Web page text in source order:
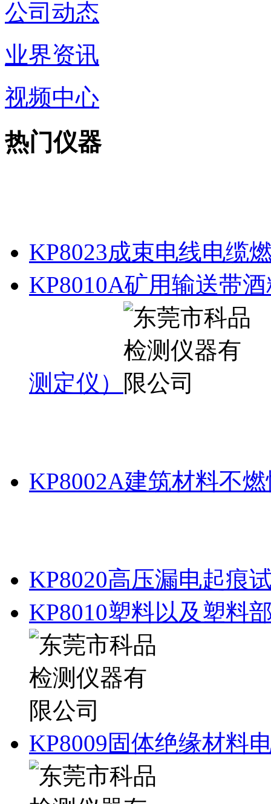
公司动态
业界资讯
视频中心
热门仪器
KP8023成束电线电缆
KP8010A矿用输送带
测定仪）
KP8002A建筑材料不
KP8020高压漏电起痕
KP8010塑料以及塑料
KP8009固体绝缘材料